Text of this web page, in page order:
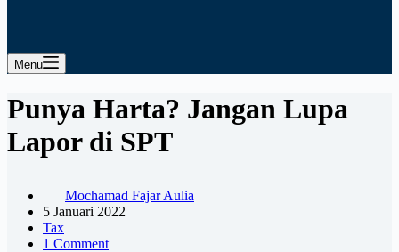
Menu
Punya Harta? Jangan Lupa
Lapor di SPT
Mochamad Fajar Aulia
5 Januari 2022
Tax
1 Comment